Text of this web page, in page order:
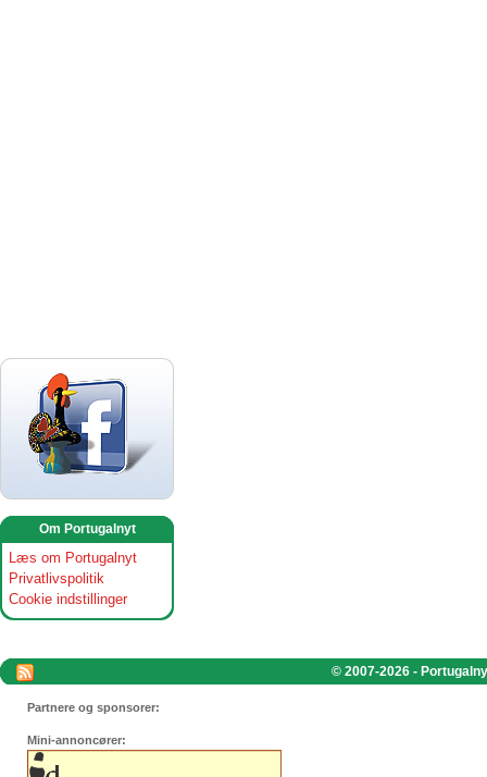
Om Portugalnyt
Læs om Portugalnyt
Privatlivspolitik
Cookie indstillinger
© 2007-2026 -
Partnere og sponsorer:
Mini-annoncører: